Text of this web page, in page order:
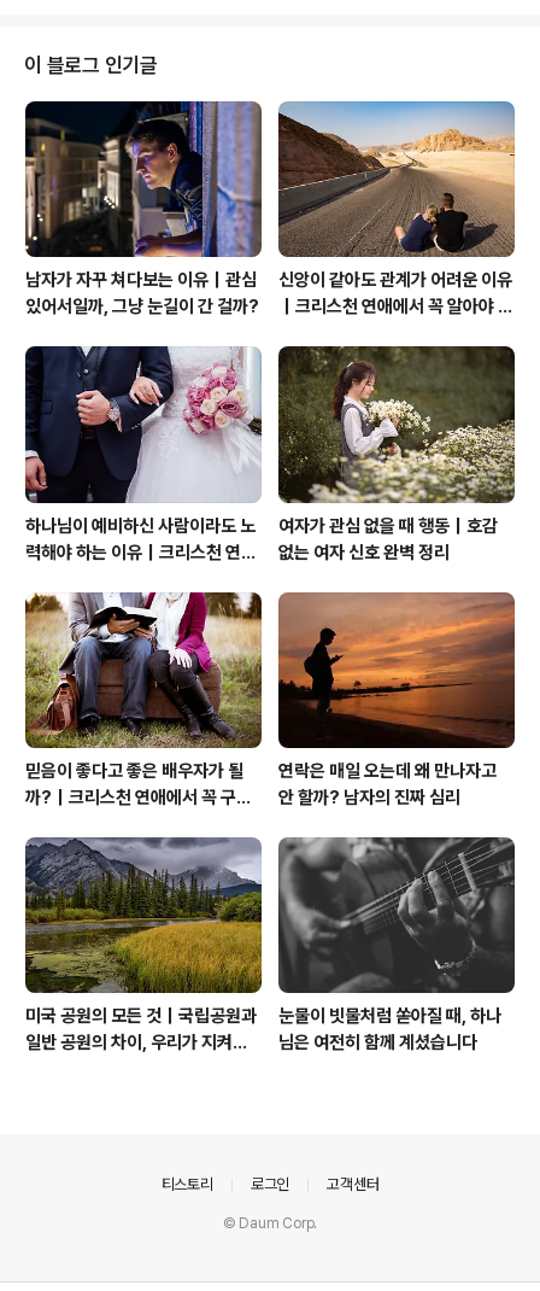
을 확인할 수가 있었고 질투를 하는 제3인자는 혼자서 서
서 지켜본다. ㅋㅋ 열심히 공을 들려서 자르고 있는 치즈 속
에도 사랑은 있었고 서로를 위한 요리는 부엌이라는 공간
을 훈훈하게 해주고 있었다. 사랑의 눈길로 바라보는 순간
모든 것이 하나가 된다. 서로 아껴주는 마음도 서로를 향한
다정한 몸짓도 모두 이 순간을 ..
이 블로그 인기글
남자가 자꾸 쳐다보는 이유｜관심
있어서일까, 그냥 눈길이 간 걸까?
신앙이 같아도 관계가 어려운 이유
｜크리스천 연애에서 꼭 알아야 할
하나님이 예비하신 사람이라도 노
력해야 하는 이유｜크리스천 연애
여자가 관심 없을 때 행동｜호감
없는 여자 신호 완벽 정리
믿음이 좋다고 좋은 배우자가 될
까?｜크리스천 연애에서 꼭 구별
연락은 매일 오는데 왜 만나자고
안 할까? 남자의 진짜 심리
미국 공원의 모든 것｜국립공원과
일반 공원의 차이, 우리가 지켜야
눈물이 빗물처럼 쏟아질 때, 하나
님은 여전히 함께 계셨습니다
티스토리 로그인 고객센터
© Daum Corp.